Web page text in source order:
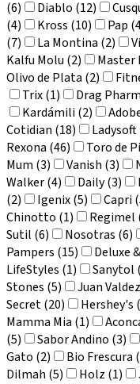
(6)
Diablo (12)
(4)
Kross (10) Pap
(7)
La Montina (2)
Kalfu Molu (2)
Master
Olivo de Plata (2)
Trix (1)
Drag
Kardámili (2)
Cotidian (18)
Ladysoft
Rexona (46)
Toro de
Mum (3)
Vanish (3)
Walker (4)
Daily (3)
(2)
Igenix (5) Capri
Chinotto (1)
Regimel
Sutil (6)
Nosotras (6)
Pampers (15)
Deluxe
LifeStyles (1)
Sanytol
Stones (5)
Juan
Secret (20)
Hershey's
Mamma Mia (1)
(5)
Sabor Andino (3)
Gato (2)
Bio Frescura
Dilmah (5)
Holz (1)